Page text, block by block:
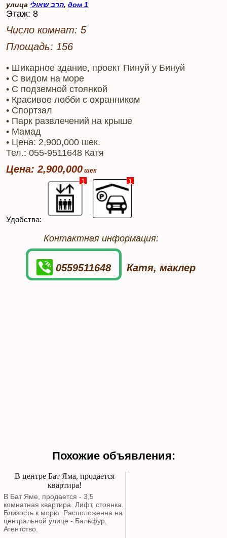
улица הרב שאולי, дом 1
Этаж: 8
Число комнат: 5
Площадь: 156
• Шикарное здание, проект Пинуй у Бинуй
• С видом на море
• С подземной стоянкой
• Красивое лобби с охранником
• Спортзал
• Парк развлечений на крыше
• Mамад
• Цена: 2,900,000 шек.
Тел.: 055-9511648 Катя
Цена: 2,900,000
Удобства:
1 1
Контактная информация:
0559511648 Катя, маклер
Похожие объявления:
В центре Бат Яма, продается
квартира!
В Бат Яме, продается - 3,5
комнатная квартира. Лифт, стоянка.
Близость к морю. Расположенна на
центральной улице - Бальфур.
Агентство.